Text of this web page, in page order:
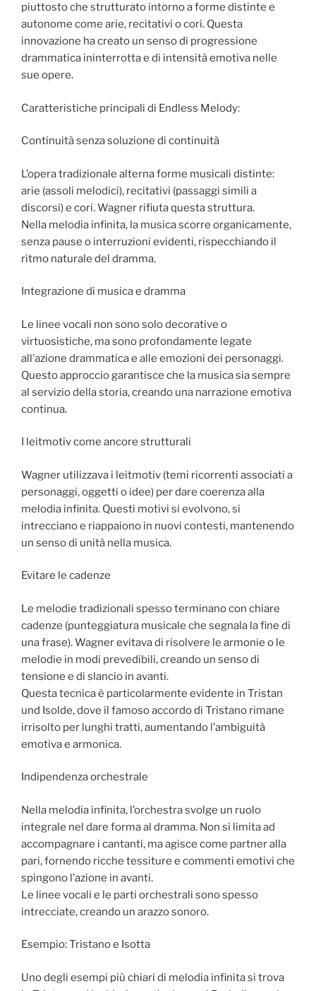
piuttosto che strutturato intorno a forme distinte e
autonome come arie, recitativi o cori. Questa
innovazione ha creato un senso di progressione
drammatica ininterrotta e di intensità emotiva nelle
sue opere.
Caratteristiche principali di Endless Melody:
Continuità senza soluzione di continuità
L’opera tradizionale alterna forme musicali distinte:
arie (assoli melodici), recitativi (passaggi simili a
discorsi) e cori. Wagner rifiuta questa struttura.
Nella melodia infinita, la musica scorre organicamente,
senza pause o interruzioni evidenti, rispecchiando il
ritmo naturale del dramma.
Integrazione di musica e dramma
Le linee vocali non sono solo decorative o
virtuosistiche, ma sono profondamente legate
all’azione drammatica e alle emozioni dei personaggi.
Questo approccio garantisce che la musica sia sempre
al servizio della storia, creando una narrazione emotiva
continua.
I leitmotiv come ancore strutturali
Wagner utilizzava i leitmotiv (temi ricorrenti associati a
personaggi, oggetti o idee) per dare coerenza alla
melodia infinita. Questi motivi si evolvono, si
intrecciano e riappaiono in nuovi contesti, mantenendo
un senso di unità nella musica.
Evitare le cadenze
Le melodie tradizionali spesso terminano con chiare
cadenze (punteggiatura musicale che segnala la fine di
una frase). Wagner evitava di risolvere le armonie o le
melodie in modi prevedibili, creando un senso di
tensione e di slancio in avanti.
Questa tecnica è particolarmente evidente in Tristan
und Isolde, dove il famoso accordo di Tristano rimane
irrisolto per lunghi tratti, aumentando l’ambiguità
emotiva e armonica.
Indipendenza orchestrale
Nella melodia infinita, l’orchestra svolge un ruolo
integrale nel dare forma al dramma. Non si limita ad
accompagnare i cantanti, ma agisce come partner alla
pari, fornendo ricche tessiture e commenti emotivi che
spingono l’azione in avanti.
Le linee vocali e le parti orchestrali sono spesso
intrecciate, creando un arazzo sonoro.
Esempio: Tristano e Isotta
Uno degli esempi più chiari di melodia infinita si trova